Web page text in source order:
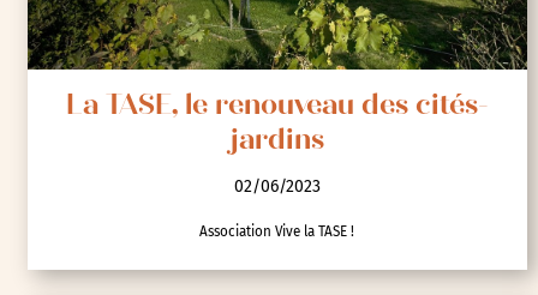
La TASE, le renouveau des cités-
jardins
02/06/2023
Association Vive la TASE !